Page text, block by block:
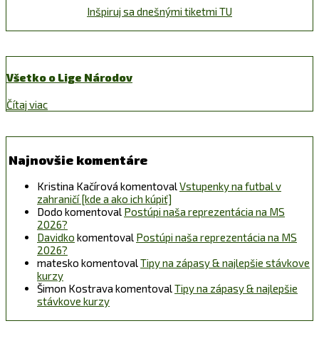
Inšpiruj sa dnešnými tiketmi TU
Všetko o Lige Národov
Čítaj viac
Najnovšie komentáre
Kristina Kačírová komentovalVstupenky na futbal v
zahraničí [kde a ako ich kúpiť]
Dodo komentoval Postúpi naša reprezentácia na MS
2026?
Davidko komentoval Postúpi naša reprezentácia na MS
2026?
matesko komentovalTipy na zápasy & najlepšie stávkove
kurzy
Šimon Kostrava komentovalTipy na zápasy & najlepšie
stávkove kurzy